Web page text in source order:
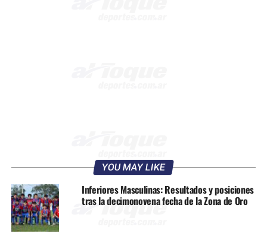
YOU MAY LIKE
Inferiores Masculinas: Resultados y posiciones
tras la decimonovena fecha de la Zona de Oro